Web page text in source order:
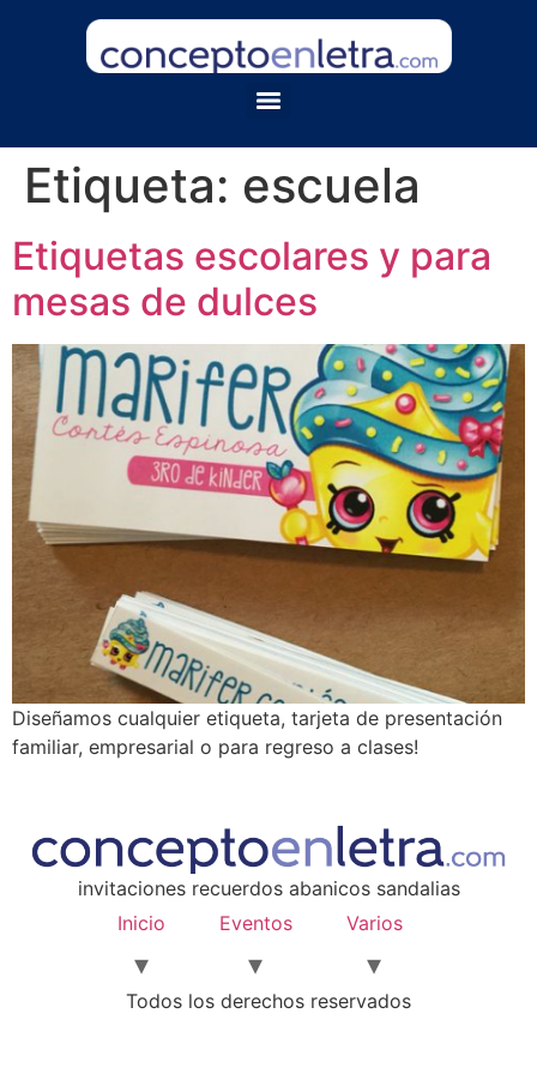
Etiqueta: escuela
Etiquetas escolares y para
mesas de dulces
Diseñamos cualquier etiqueta, tarjeta de presentación
familiar, empresarial o para regreso a clases!
invitaciones recuerdos abanicos sandalias
Inicio
Eventos Varios
Todos los derechos reservados